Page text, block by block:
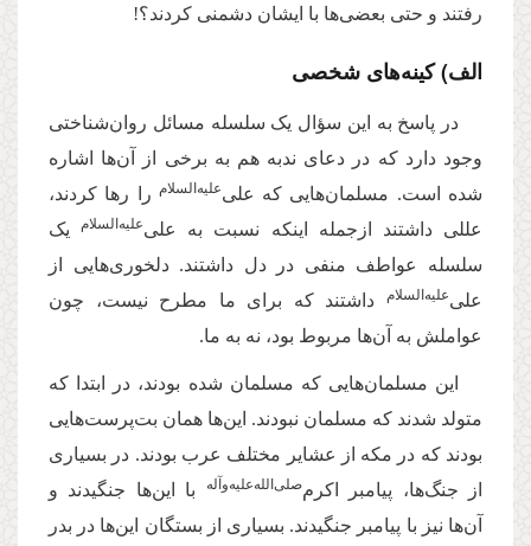
رفتند و حتی بعضی‌ها با ایشان دشمنی کردند؟!
الف) کینه‌های شخصی
در پاسخ به این سؤال یک سلسله مسائل روان‌شناختی
وجود دارد که در دعای ندبه هم به برخی از آن‌ها اشاره
شده است. مسلمان‌هایی که علی‌علیه‌‌السلام را رها کردند،
عللی داشتند ازجمله اینکه نسبت به علی‌علیه‌‌السلامیک
سلسله عواطف منفی در دل داشتند. دلخوری‌هایی از
علی‌علیه‌‌السلام
داشتند که برای ما مطرح نیست، چون
عواملش به آن‌ها مربوط بود، نه به ما.
این مسلمان‌هایی که مسلمان شده بودند، در ابتدا که
متولد شدند که مسلمان نبودند. این‌ها همان بت‌پرست‌هایی
بودند که در مکه از عشایر مختلف عرب بودند. در بسیاری
از جنگ‌ها، پیامبر اکرم‌صلی‌‌الله‌‌علیه‌‌و‌آله
با این‌ها جنگیدند و
آن‌ها نیز با پیامبر جنگیدند. بسیاری از بستگان این‌ها در بدر